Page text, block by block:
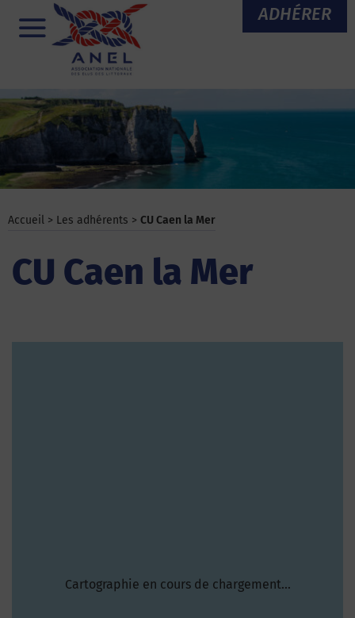
ADHÉRER
Menu
Accueil > Les adhérents > CU Caen la Mer
CU Caen la Mer
Cartographie en cours de chargement...